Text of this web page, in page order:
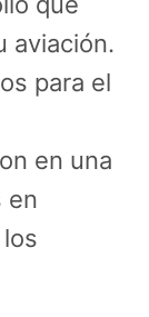
aviación.
para el
en una
en